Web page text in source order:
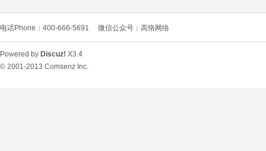
电话Phone：400-666-5691 微信公众号：高恪网络
Powered by Discuz! X3.4
© 2001-2013 Comsenz Inc.